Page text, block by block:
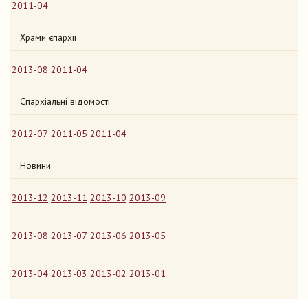
2011-04
Храми єпархії
2013-08 2011-04
Єпархіальні відомості
2012-07 2011-05 2011-04
Новини
2013-12 2013-11 2013-10 2013-09
2013-08 2013-07 2013-06 2013-05
2013-04 2013-03 2013-02 2013-01